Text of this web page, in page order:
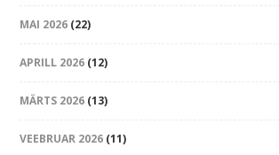
MAI 2026 (22)
APRILL 2026 (12)
MÄRTS 2026 (13)
VEEBRUAR 2026 (11)